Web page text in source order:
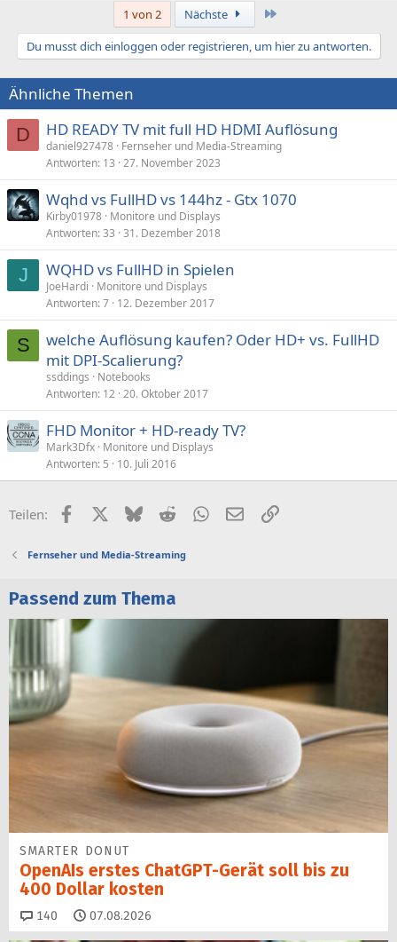
t
o
n
e
:
1 von 2 Nächste
Du musst dich einloggen oder registrieren, um hier zu antworten.
Ähnliche Themen
D HD READY TV mit full HD HDMI Auflösung
daniel927478 Fernseher und Media-Streaming
Antworten 13 27. November 2023
Wqhd vs FullHD vs 144hz - Gtx 1070
Kirby01978 Monitore und Displays
Antworten 33 31. Dezember 2018
J WQHD vs FullHD in Spielen
JoeHardi
Monitore und Displays
Antworten 7 12. Dezember 2017
S
welche Auflösung kaufen? Oder HD+ vs. FullHD
mit DPI-Scalierung?
ssddings
Notebooks
Antworten 12 20. Oktober 2017
FHD Monitor + HD-ready TV?
Mark3Dfx Monitore und Displays
Antworten 5 10. Juli 2016
Teilen: FacebookX (Twitter)
BlueskyRedditWhatsApp
E-MailLink
Fernseher und Media-Streaming
Passend zum Thema
SMARTER DONUT
OpenAIs erstes ChatGPT-Gerät soll bis zu
400 Dollar kosten
140 Kommentare
07.08.2026